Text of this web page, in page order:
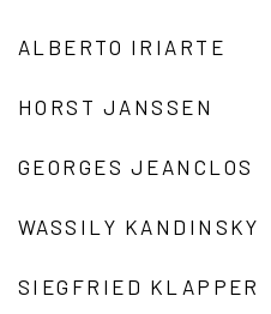
ALBERTO IRIARTE
HORST JANSSEN
GEORGES JEANCLOS
WASSILY KANDINSKY
SIEGFRIED KLAPPER